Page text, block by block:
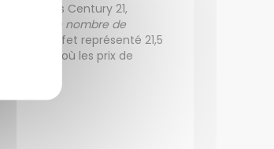
Century 21,
le nombre de
ont en effet représenté 21,5
les villes où les prix de